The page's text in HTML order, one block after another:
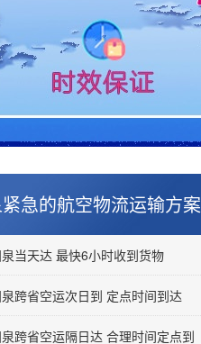
急的航空物流运输方案
当天达 最快6小时收到货物
跨省空运次日到 定点时间到达
跨省空运隔日达 合理时间定点到